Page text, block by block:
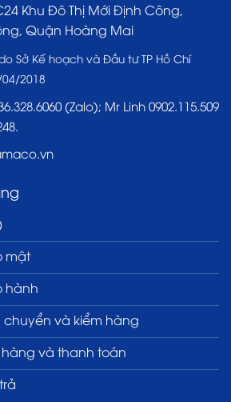
Khu Đô Thị Mới Định Công,
Quận Hoàng Mai
Sở Kế hoạch và Đầu tư TP Hồ Chí
2018
(Zalo); Mr Linh 0902.115.509
mật
hành
và kiểm hàng
và thanh toán